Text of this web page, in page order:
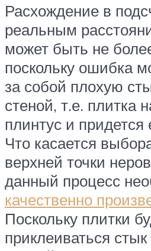
Расхождение в
реальным
может быть не
поскольку ошибка
за собой плохую
стеной, т.е. плитка
плинтус и придется
Что касается
верхней точки
данный процесс
качественно
Поскольку плитки
приклеиваться